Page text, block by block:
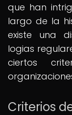
que han
largo de la
existe una
logias
ciertos
Criterios